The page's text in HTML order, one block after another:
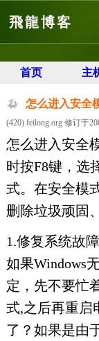
飛龍博客
首页
主
怎么进入安全
(420) feilong.org 修订于
怎么进入安全
时按F8键，选
式。在安全模
删除垃圾顽固
1.修复系统故障
如果Windows
定，先不要忙
式,之后再重启
了？如果是由